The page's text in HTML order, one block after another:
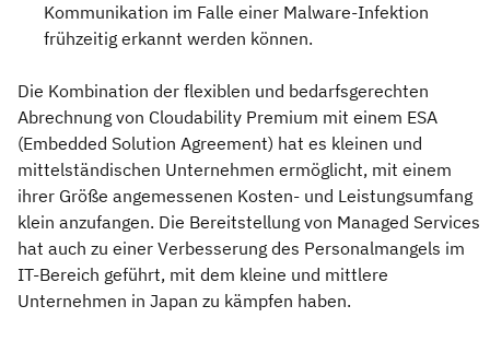
Kommunikation im Falle einer Malware-Infektion
frühzeitig erkannt werden können.
Die Kombination der flexiblen und bedarfsgerechten
Abrechnung von Cloudability Premium mit einem ESA
(Embedded Solution Agreement) hat es kleinen und
mittelständischen Unternehmen ermöglicht, mit einem
ihrer Größe angemessenen Kosten- und Leistungsumfang
klein anzufangen. Die Bereitstellung von Managed Services
hat auch zu einer Verbesserung des Personalmangels im
IT-Bereich geführt, mit dem kleine und mittlere
Unternehmen in Japan zu kämpfen haben.